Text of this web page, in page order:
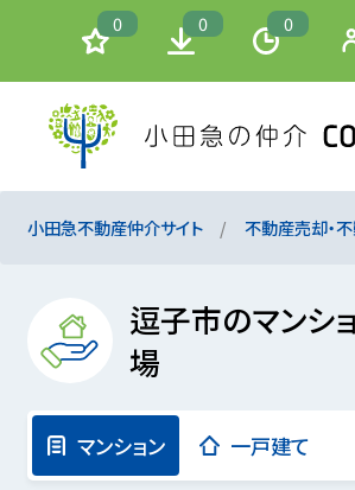
0 0 0
小田急不動産仲介サイト 不動産売却・
逗子市のマンシ
場
マンション 一戸建て